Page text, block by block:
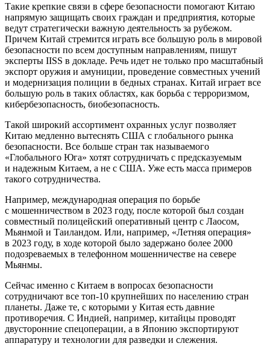
Такие крепкие связи в сфере безопасности помогают Китаю
напрямую защищать своих граждан и предприятия, которые
ведут стратегически важную деятельность за рубежом.
Причем Китай стремится играть все большую роль в мировой
безопасности по всем доступным направлениям, пишут
эксперты IISS в докладе. Речь идет не только про масштабный
экспорт оружия и амуниции, проведение совместных учений
и модернизация полиции в бедных странах. Китай играет все
большую роль в таких областях, как борьба с терроризмом,
кибербезопасность, биобезопасность.
Такой широкий ассортимент охранных услуг позволяет
Китаю медленно вытеснять США с глобального рынка
безопасности. Все больше стран так называемого
«Глобального Юга» хотят сотрудничать с предсказуемым
и надежным Китаем, а не с США. Уже есть масса примеров
такого сотрудничества.
Например, международная операция по борьбе
с мошенничеством в 2023 году, после которой был создан
совместный полицейский оперативный центр с Лаосом,
Мьянмой и Таиландом. Или, например, «Летняя операция»
в 2023 году, в ходе которой было задержано более 2000
подозреваемых в телефонном мошенничестве на севере
Мьянмы.
Сейчас именно с Китаем в вопросах безопасности
сотрудничают все топ-10 крупнейших по населению стран
планеты. Даже те, с которыми у Китая есть давние
противоречия. С Индией, например, китайцы проводят
двусторонние спецоперации, а в Японию экспортируют
аппаратуру и технологии для разведки и слежения.